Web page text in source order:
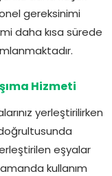
gereksinimi
daha kısa sürede
Hizmeti
yerleştirilirken
eşyalar
kullanım